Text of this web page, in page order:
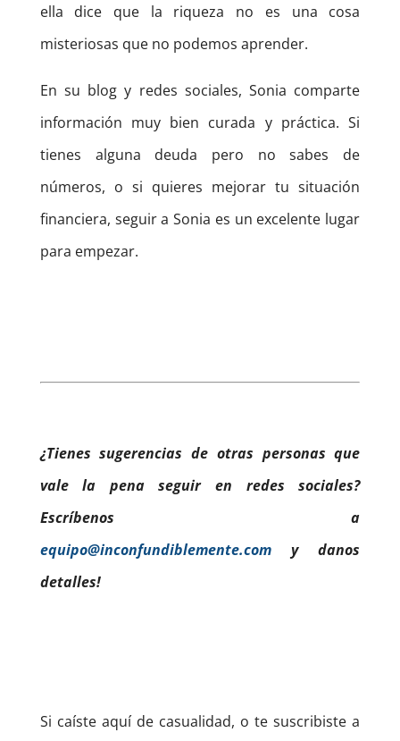
ella dice que la riqueza no es una cosa
misteriosas que no podemos aprender.
En su blog y redes sociales, Sonia comparte
información muy bien curada y práctica. Si
tienes alguna deuda pero no sabes de
números, o si quieres mejorar tu situación
financiera, seguir a Sonia es un excelente lugar
para empezar.
¿Tienes sugerencias de otras personas que
vale la pena seguir en redes sociales?
Escríbenos a
equipo@inconfundiblemente.comy danos
detalles!
Si caíste aquí de casualidad, o te suscribiste a